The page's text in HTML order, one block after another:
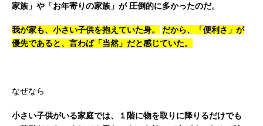
家族」や「お年寄りの家族」が 圧倒的に多かったのだ。
我が家も、小さい子供を抱えていた身。
だから、「便利さ」が
優先であると、言わば「当然」だと感じていた。
なぜなら
小さい子供がいる家庭では、１階に物を取りに降りるだけでも